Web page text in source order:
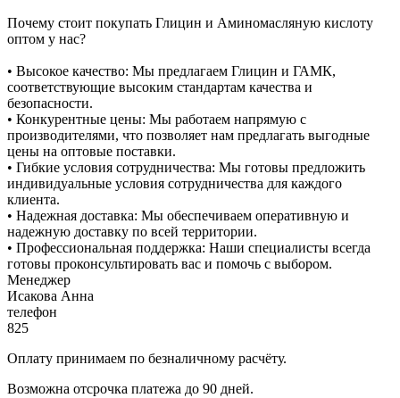
Почему стоит покупать Глицин и Аминомасляную кислоту
оптом у нас?
• Высокое качество: Мы предлагаем Глицин и ГАМК,
соответствующие высоким стандартам качества и
безопасности.
• Конкурентные цены: Мы работаем напрямую с
производителями, что позволяет нам предлагать выгодные
цены на оптовые поставки.
• Гибкие условия сотрудничества: Мы готовы предложить
индивидуальные условия сотрудничества для каждого
клиента.
• Надежная доставка: Мы обеспечиваем оперативную и
надежную доставку по всей территории.
• Профессиональная поддержка: Наши специалисты всегда
готовы проконсультировать вас и помочь с выбором.
Менеджер
Исакова Анна
телефон
825
Оплату принимаем по безналичному расчёту.
Возможна отсрочка платежа до 90 дней.